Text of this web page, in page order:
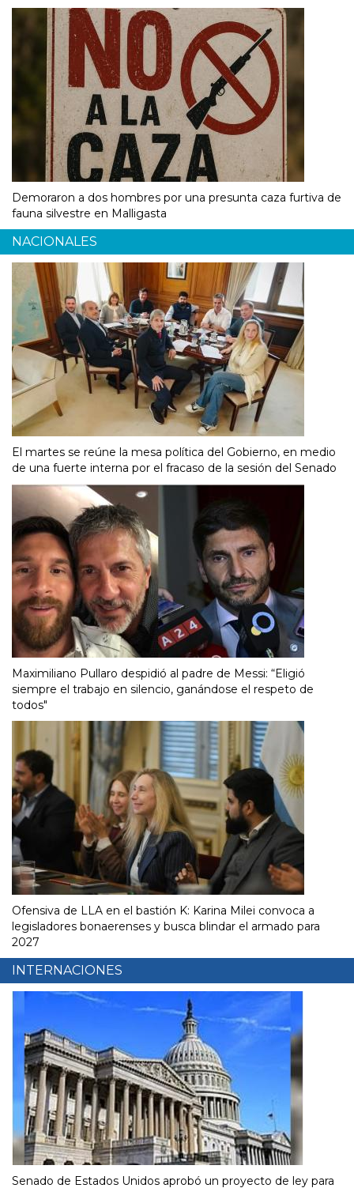
Demoraron a dos hombres por una presunta caza furtiva de
fauna silvestre en Malligasta
NACIONALES
El martes se reúne la mesa política del Gobierno, en medio
de una fuerte interna por el fracaso de la sesión del Senado
Maximiliano Pullaro despidió al padre de Messi: “Eligió
siempre el trabajo en silencio, ganándose el respeto de
todos"
Ofensiva de LLA en el bastión K: Karina Milei convoca a
legisladores bonaerenses y busca blindar el armado para
2027
INTERNACIONES
Senado de Estados Unidos aprobó un proyecto de ley para